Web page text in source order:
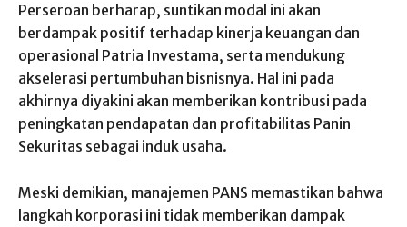
Perseroan berharap, suntikan modal ini akan
berdampak positif terhadap kinerja keuangan dan
operasional Patria Investama, serta mendukung
akselerasi pertumbuhan bisnisnya. Hal ini pada
akhirnya diyakini akan memberikan kontribusi pada
peningkatan pendapatan dan profitabilitas Panin
Sekuritas sebagai induk usaha.
Meski demikian, manajemen PANS memastikan bahwa
langkah korporasi ini tidak memberikan dampak